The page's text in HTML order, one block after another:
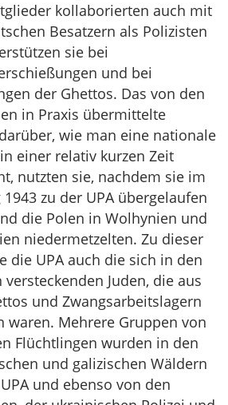
kollaborierten auch mit
Besatzern als Polizisten
sie bei
und bei
der Ghettos. Das von den
in Praxis übermittelte
wie man eine nationale
einer relativ kurzen Zeit
nutzten sie, nachdem sie im
zu der UPA übergelaufen
die Polen in Wolhynien und
niedermetzelten. Zu dieser
die UPA auch die sich in den
versteckenden Juden, die aus
und Zwangsarbeitslagern
waren. Mehrere Gruppen von
Flüchtlingen wurden in den
und galizischen Wäldern
und ebenso von den